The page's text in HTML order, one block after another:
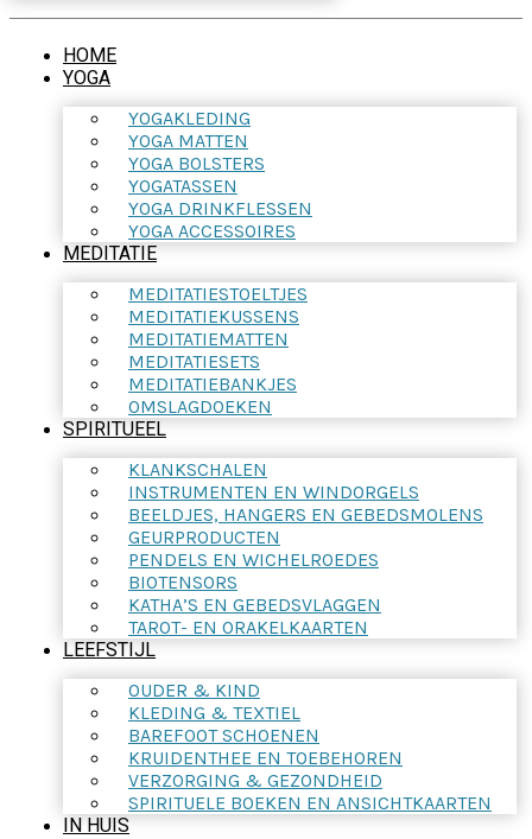
HOME
YOGA
YOGAKLEDING
YOGA MATTEN
YOGA BOLSTERS
YOGATASSEN
YOGA DRINKFLESSEN
YOGA ACCESSOIRES
MEDITATIE
MEDITATIESTOELTJES
MEDITATIEKUSSENS
MEDITATIEMATTEN
MEDITATIESETS
MEDITATIEBANKJES
OMSLAGDOEKEN
SPIRITUEEL
KLANKSCHALEN
INSTRUMENTEN EN WINDORGELS
BEELDJES, HANGERS EN GEBEDSMOLENS
GEURPRODUCTEN
PENDELS EN WICHELROEDES
BIOTENSORS
KATHA’S EN GEBEDSVLAGGEN
TAROT- EN ORAKELKAARTEN
LEEFSTIJL
OUDER & KIND
KLEDING & TEXTIEL
BAREFOOT SCHOENEN
KRUIDENTHEE EN TOEBEHOREN
VERZORGING & GEZONDHEID
SPIRITUELE BOEKEN EN ANSICHTKAARTEN
IN HUIS